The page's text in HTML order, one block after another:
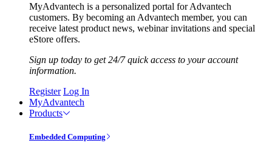
MyAdvantech is a personalized portal for Advantech
customers. By becoming an Advantech member, you can
receive latest product news, webinar invitations and special
eStore offers.
Sign up today to get 24/7 quick access to your account
information.
Register Log In
MyAdvantech
Products
Embedded Computing